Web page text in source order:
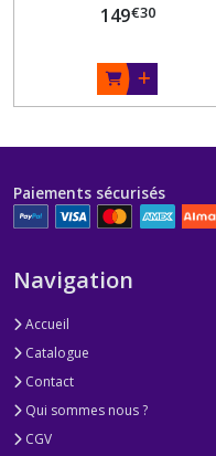
149€30
Paiements sécurisés
Navigation
Accueil
Catalogue
Contact
Qui sommes nous ?
CGV